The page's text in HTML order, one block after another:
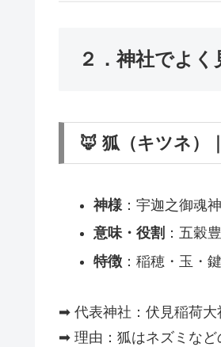
２．神社でよ
🦊 狐（キツネ）
神様：宇迦之御魂
意味・役割 ：五穀
特徴：稲穂・玉・
➡ 代表神社：伏見稲荷大
➡ 理由：狐はネズミなど